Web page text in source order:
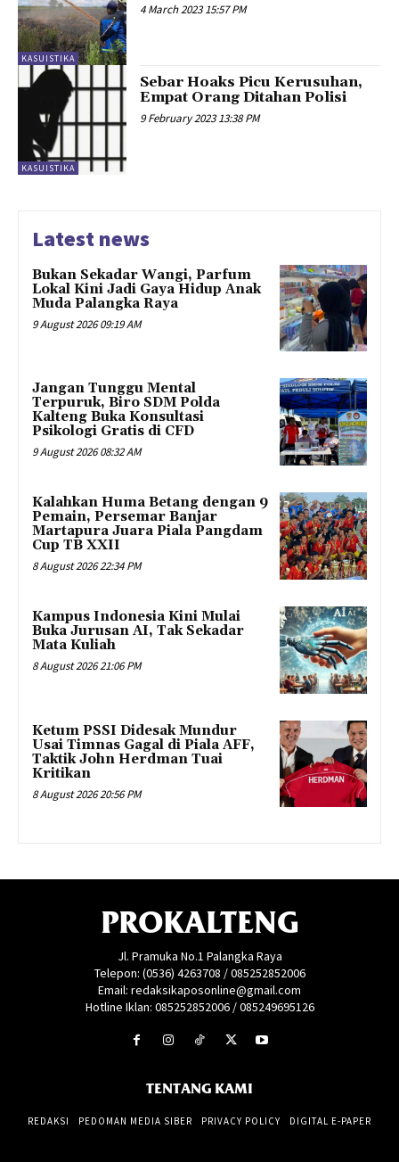
KASUISTIKA
4 March 2023 15:57 PM
KASUISTIKA
Sebar Hoaks Picu Kerusuhan,
Empat Orang Ditahan Polisi
9 February 2023 13:38 PM
Latest news
Bukan Sekadar Wangi, Parfum
Lokal Kini Jadi Gaya Hidup Anak
Muda Palangka Raya
9 August 2026 09:19 AM
Jangan Tunggu Mental
Terpuruk, Biro SDM Polda
Kalteng Buka Konsultasi
Psikologi Gratis di CFD
9 August 2026 08:32 AM
Kalahkan Huma Betang dengan 9
Pemain, Persemar Banjar
Martapura Juara Piala Pangdam
Cup TB XXII
8 August 2026 22:34 PM
Kampus Indonesia Kini Mulai
Buka Jurusan AI, Tak Sekadar
Mata Kuliah
8 August 2026 21:06 PM
Ketum PSSI Didesak Mundur
Usai Timnas Gagal di Piala AFF,
Taktik John Herdman Tuai
Kritikan
8 August 2026 20:56 PM
PROKALTENG
Jl. Pramuka No.1 Palangka Raya
Telepon: (0536) 4263708 / 085252852006
Email: redaksikaposonline@gmail.com
Hotline Iklan: 085252852006 / 085249695126
TENTANG KAMI
REDAKSI PEDOMAN MEDIA SIBER PRIVACY POLICY DIGITAL E-PAPER